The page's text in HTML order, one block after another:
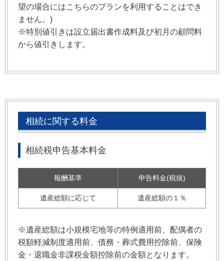
望の場合にはこちらのプランを利用することはでき
ません。)
※特別値引きは設立届出書作成料及び初月の顧問料
から値引きします。
相続に関する料金
相続税申告基本料金
報酬基準 申告料金(税抜)
遺産総額に応じて 遺産総額の１％
※遺産総額は小規模宅地等の特例適用前、配偶者の
税額軽減制度適用前、債務・葬式費用控除前、保険
金・退職金非課税金額控除前の金額となります。